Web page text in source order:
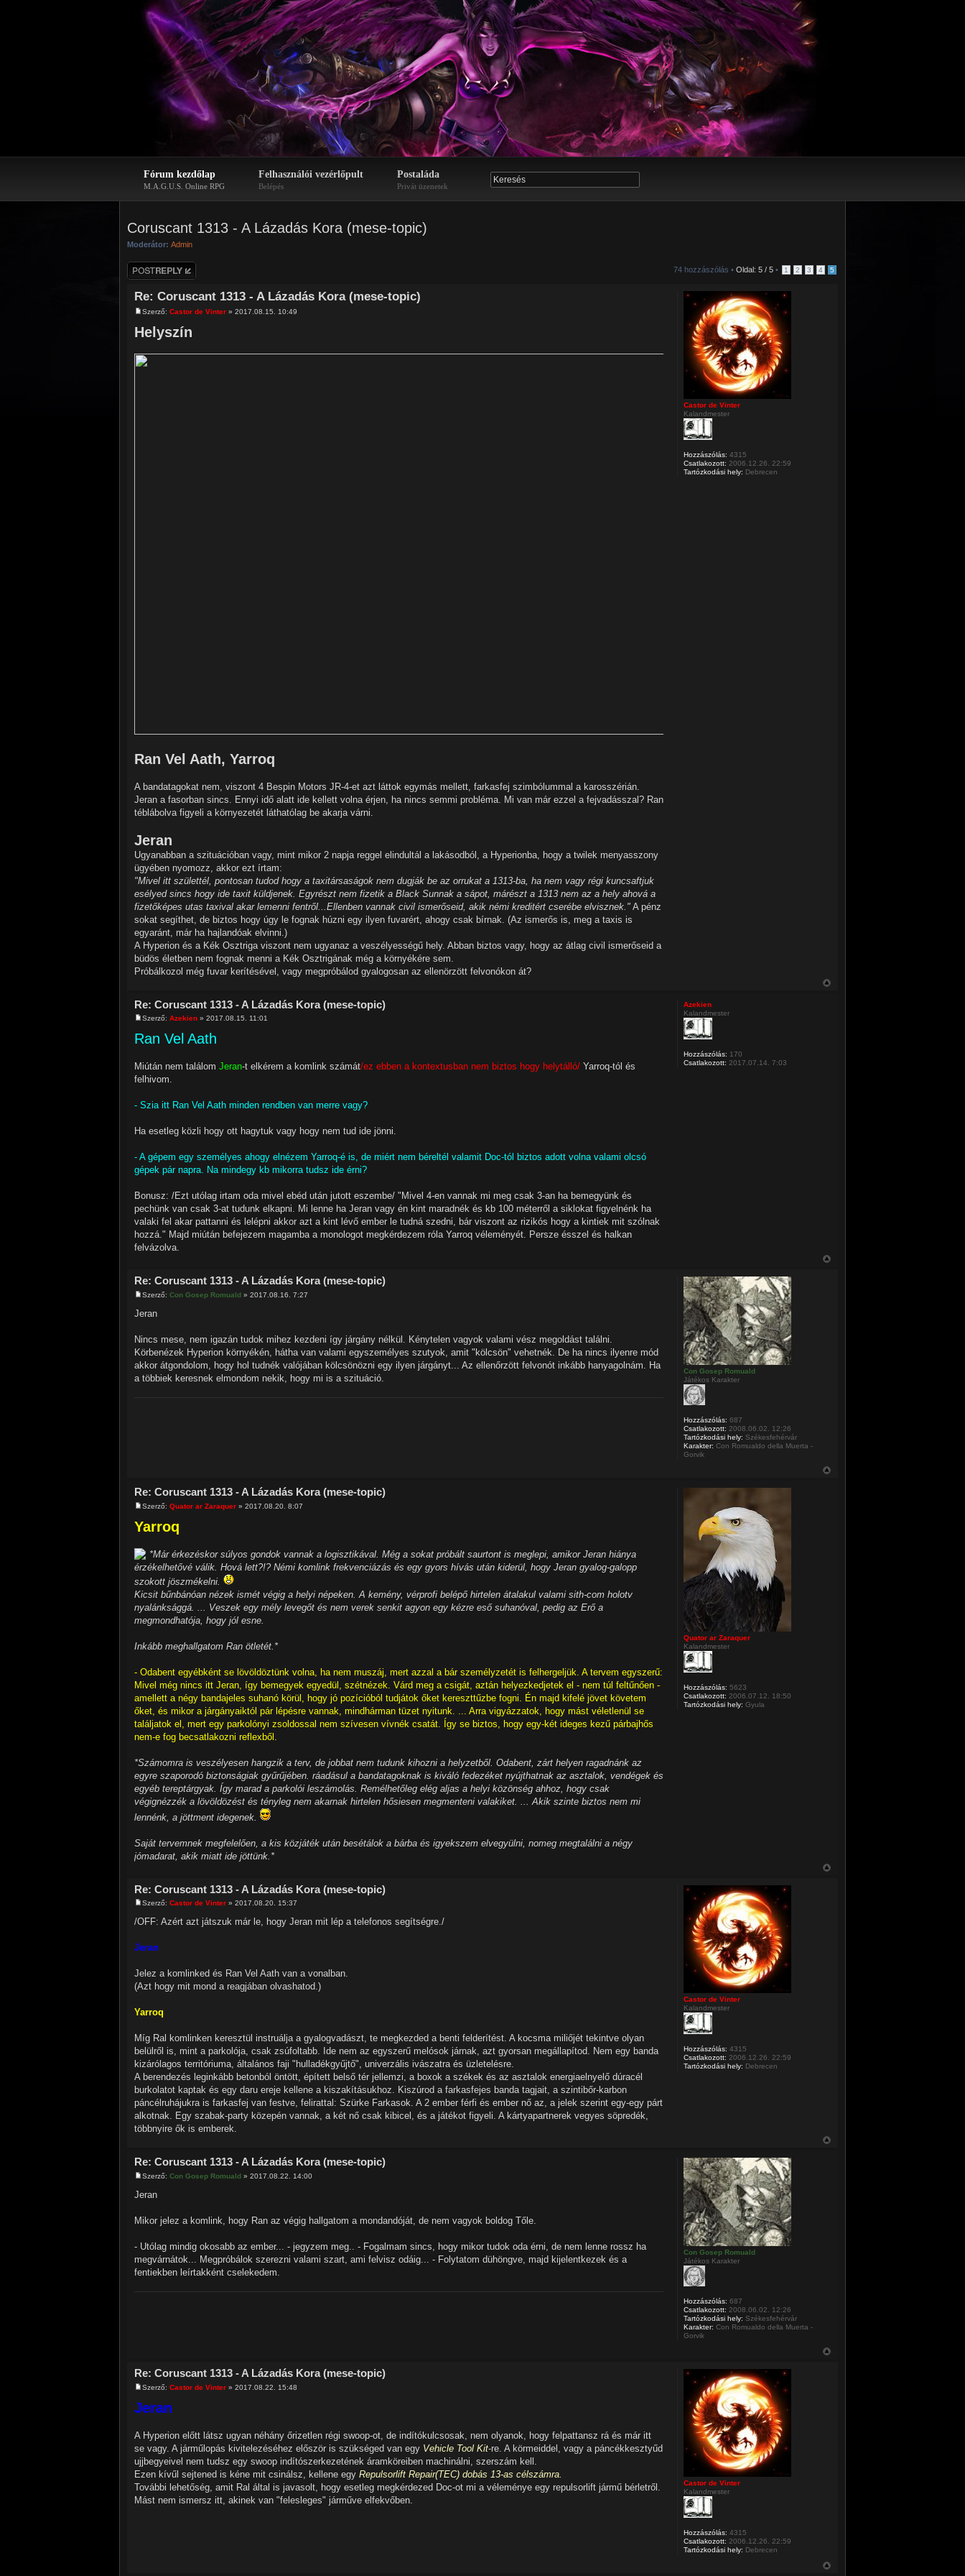
Fórum kezdőlap
M.A.G.U.S. Online RPG
Felhasználói vezérlőpult
Belépés
Postaláda
Privát üzenetek
Coruscant 1313 - A Lázadás Kora (mese-topic)
Moderátor: Admin
Hozzászólás
küldése
74 hozzászólás • Oldal: 5 / 5 • 1 2 3 4 5
Re: Coruscant 1313 - A Lázadás Kora (mese-topic)
Szerző: Castor de Vinter » 2017.08.15. 10:49
Helyszín
Ran Vel Aath, Yarroq
A bandatagokat nem, viszont 4 Bespin Motors JR-4-et azt láttok egymás mellett, farkasfej szimbólummal a karosszérián.
Jeran a fasorban sincs. Ennyi idő alatt ide kellett volna érjen, ha nincs semmi probléma. Mi van már ezzel a fejvadásszal? Ran
téblábolva figyeli a környezetét láthatólag be akarja várni.
Jeran
Ugyanabban a szituációban vagy, mint mikor 2 napja reggel elindultál a lakásodból, a Hyperionba, hogy a twilek menyasszony
ügyében nyomozz, akkor ezt írtam:
"Mivel itt születtél, pontosan tudod hogy a taxitársaságok nem dugják be az orrukat a 1313-ba, ha nem vagy régi kuncsaftjuk
esélyed sincs hogy ide taxit küldjenek. Egyrészt nem fizetik a Black Sunnak a sápot, márészt a 1313 nem az a hely ahová a
fizetőképes utas taxival akar lemenni fentről...Ellenben vannak civil ismerőseid, akik némi kreditért cserébe elvisznek." A pénz
sokat segíthet, de biztos hogy úgy le fognak húzni egy ilyen fuvarért, ahogy csak bírnak. (Az ismerős is, meg a taxis is
egyaránt, már ha hajlandóak elvinni.)
A Hyperion és a Kék Osztriga viszont nem ugyanaz a veszélyességű hely. Abban biztos vagy, hogy az átlag civil ismerőseid a
büdös életben nem fognak menni a Kék Osztrigának még a környékére sem.
Próbálkozol még fuvar kerítésével, vagy megpróbálod gyalogosan az ellenörzött felvonókon át?
Castor de Vinter
Kalandmester
Hozzászólás: 4315
Csatlakozott: 2006.12.26. 22:59
Tartózkodási hely: Debrecen
Re: Coruscant 1313 - A Lázadás Kora (mese-topic)
Szerző: Azekien » 2017.08.15. 11:01
Ran Vel Aath
Miútán nem találom Jeran-t elkérem a komlink számát/ez ebben a kontextusban nem biztos hogy helytálló/ Yarroq-tól és
felhivom.
- Szia itt Ran Vel Aath minden rendben van merre vagy?
Ha esetleg közli hogy ott hagytuk vagy hogy nem tud ide jönni.
- A gépem egy személyes ahogy elnézem Yarroq-é is, de miért nem béreltél valamit Doc-tól biztos adott volna valami olcsó
gépek pár napra. Na mindegy kb mikorra tudsz ide érni?
Bonusz: /Ezt utólag irtam oda mivel ebéd után jutott eszembe/ "Mivel 4-en vannak mi meg csak 3-an ha bemegyünk és
pechünk van csak 3-at tudunk elkapni. Mi lenne ha Jeran vagy én kint maradnék és kb 100 méterről a siklokat figyelnénk ha
valaki fel akar pattanni és lelépni akkor azt a kint lévő ember le tudná szedni, bár viszont az rizikós hogy a kintiek mit szólnak
hozzá." Majd miútán befejezem magamba a monologot megkérdezem róla Yarroq véleményét. Persze ésszel és halkan
felvázolva.
Azekien
Kalandmester
Hozzászólás: 170
Csatlakozott: 2017.07.14. 7:03
Re: Coruscant 1313 - A Lázadás Kora (mese-topic)
Szerző: Con Gosep Romuald » 2017.08.16. 7:27
Jeran
Nincs mese, nem igazán tudok mihez kezdeni így járgány nélkül. Kénytelen vagyok valami vész megoldást találni.
Körbenézek Hyperion környékén, hátha van valami egyszemélyes szutyok, amit "kölcsön" vehetnék. De ha nincs ilyenre mód
akkor átgondolom, hogy hol tudnék valójában kölcsönözni egy ilyen járgányt... Az ellenőrzött felvonót inkább hanyagolnám. Ha
a többiek keresnek elmondom nekik, hogy mi is a szituáció.
Con Gosep Romuald
Játékos Karakter
Hozzászólás: 687
Csatlakozott: 2008.06.02. 12:26
Tartózkodási hely: Székesfehérvár
Karakter: Con Romualdo della Muerta -
Gorvik
Re: Coruscant 1313 - A Lázadás Kora (mese-topic)
Szerző: Quator ar Zaraquer » 2017.08.20. 8:07
Yarroq
*Már érkezéskor súlyos gondok vannak a logisztikával. Még a sokat próbált saurtont is meglepi, amikor Jeran hiánya
érzékelhetővé válik. Hová lett?!? Némi komlink frekvenciázás és egy gyors hívás után kiderül, hogy Jeran gyalog-galopp
szokott jöszmékelni.
Kicsit bűnbánóan nézek ismét végig a helyi népeken. A kemény, vérprofi belépő hirtelen átalakul valami sith-com holotv
nyalánksággá. ... Veszek egy mély levegőt és nem verek senkit agyon egy kézre eső suhanóval, pedig az Erő a
megmondhatója, hogy jól esne.
Inkább meghallgatom Ran ötletét.*
- Odabent egyébként se lövöldöztünk volna, ha nem muszáj, mert azzal a bár személyzetét is felhergeljük. A tervem egyszerű:
Mivel még nincs itt Jeran, így bemegyek egyedül, szétnézek. Várd meg a csigát, aztán helyezkedjetek el - nem túl feltűnően -
amellett a négy bandajeles suhanó körül, hogy jó pozícióból tudjátok őket kereszttűzbe fogni. Én majd kifelé jövet követem
őket, és mikor a járgányaiktól pár lépésre vannak, mindhárman tüzet nyitunk. ... Arra vigyázzatok, hogy mást véletlenül se
találjatok el, mert egy parkolónyi zsoldossal nem szívesen vívnék csatát. Így se biztos, hogy egy-két ideges kezű párbajhős
nem-e fog becsatlakozni reflexből.
*Számomra is veszélyesen hangzik a terv, de jobbat nem tudunk kihozni a helyzetből. Odabent, zárt helyen ragadnánk az
egyre szaporodó biztonságiak gyűrűjében. ráadásul a bandatagoknak is kiváló fedezéket nyújthatnak az asztalok, vendégek és
egyéb tereptárgyak. Így marad a parkolói leszámolás. Remélhetőleg elég aljas a helyi közönség ahhoz, hogy csak
végignézzék a lövöldözést és tényleg nem akarnak hirtelen hősiesen megmenteni valakiket. ... Akik szinte biztos nem mi
lennénk, a jöttment idegenek.
Saját tervemnek megfelelően, a kis közjáték után besétálok a bárba és igyekszem elvegyülni, nomeg megtalálni a négy
jómadarat, akik miatt ide jöttünk.*
Quator ar Zaraquer
Kalandmester
Hozzászólás: 5623
Csatlakozott: 2006.07.12. 18:50
Tartózkodási hely: Gyula
Re: Coruscant 1313 - A Lázadás Kora (mese-topic)
Szerző: Castor de Vinter » 2017.08.20. 15:37
/OFF: Azért azt játszuk már le, hogy Jeran mit lép a telefonos segítségre./
Jeran
Jelez a komlinked és Ran Vel Aath van a vonalban.
(Azt hogy mit mond a reagjában olvashatod.)
Yarroq
Míg Ral komlinken keresztül instruálja a gyalogvadászt, te megkezded a benti felderítést. A kocsma miliőjét tekintve olyan
belülről is, mint a parkolója, csak zsúfoltabb. Ide nem az egyszerű melósok járnak, azt gyorsan megállapítod. Nem egy banda
kizárólagos territóriuma, általános faji "hulladékgyűjtő", univerzális ivászatra és üzletelésre.
A berendezés leginkább betonból öntött, épített belső tér jellemzi, a boxok a székek és az asztalok energiaelnyelő dúracél
burkolatot kaptak és egy daru ereje kellene a kiszakításukhoz. Kiszúrod a farkasfejes banda tagjait, a szintibőr-karbon
páncélruhájukra is farkasfej van festve, felirattal: Szürke Farkasok. A 2 ember férfi és ember nő az, a jelek szerint egy-egy párt
alkotnak. Egy szabak-party közepén vannak, a két nő csak kibicel, és a játékot figyeli. A kártyapartnerek vegyes söpredék,
többnyire ők is emberek.
Castor de Vinter
Kalandmester
Hozzászólás: 4315
Csatlakozott: 2006.12.26. 22:59
Tartózkodási hely: Debrecen
Re: Coruscant 1313 - A Lázadás Kora (mese-topic)
Szerző: Con Gosep Romuald » 2017.08.22. 14:00
Jeran
Mikor jelez a komlink, hogy Ran az végig hallgatom a mondandóját, de nem vagyok boldog Tőle.
- Utólag mindig okosabb az ember... - jegyzem meg.. - Fogalmam sincs, hogy mikor tudok oda érni, de nem lenne rossz ha
megvárnátok... Megpróbálok szerezni valami szart, ami felvisz odáig... - Folytatom dühöngve, majd kijelentkezek és a
fentiekben leírtakként cselekedem.
Con Gosep Romuald
Játékos Karakter
Hozzászólás: 687
Csatlakozott: 2008.06.02. 12:26
Tartózkodási hely: Székesfehérvár
Karakter: Con Romualdo della Muerta -
Gorvik
Re: Coruscant 1313 - A Lázadás Kora (mese-topic)
Szerző: Castor de Vinter » 2017.08.22. 15:48
Jeran
A Hyperion előtt látsz ugyan néhány őrizetlen régi swoop-ot, de indítókulcsosak, nem olyanok, hogy felpattansz rá és már itt
se vagy. A járműlopás kivitelezéséhez először is szükséged van egy Vehicle Tool Kit-re. A körmeiddel, vagy a páncékkesztyűd
ujjbegyeivel nem tudsz egy swoop indítószerkezetének áramköreiben machinálni, szerszám kell.
Ezen kívűl sejtened is kéne mit csinálsz, kellene egy Repulsorlift Repair(TEC) dobás 13-as célszámra.
További lehetőség, amit Ral által is javasolt, hogy esetleg megkérdezed Doc-ot mi a véleménye egy repulsorlift jármű bérletről.
Mást nem ismersz itt, akinek van "felesleges" járműve elfekvőben.
Castor de Vinter
Kalandmester
Hozzászólás: 4315
Csatlakozott: 2006.12.26. 22:59
Tartózkodási hely: Debrecen